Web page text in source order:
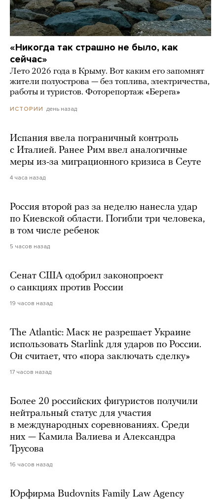
«Никогда так страшно не было, как
сейчас»
Лето 2026 года в Крыму. Вот каким его запомнят
жители полуострова — без топлива, электричества,
работы и туристов. Фоторепортаж «Берега»
ИСТОРИИ день назад
Испания ввела пограничный контроль
с Италией. Ранее Рим ввел аналогичные
меры из-за миграционного кризиса в Сеуте
4 часа назад
Россия второй раз за неделю нанесла удар
по Киевской области. Погибли три человека,
в том числе ребенок
5 часов назад
Сенат США одобрил законопроект
о санкциях против России
19 часов назад
The Atlantic: Маск не разрешает Украине
использовать Starlink для ударов по России.
Он считает, что «пора заключать сделку»
17 часов назад
Более 20 российских фигуристов получили
нейтральный статус для участия
в международных соревнованиях. Среди
них — Камила Валиева и Александра
Трусова
16 часов назад
Юрфирма Budovnits Family Law Agency